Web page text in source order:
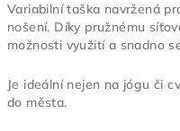
Variabilní taška navržená
nošení. Díky pružnému
možnosti využití a snadno
Je ideální nejen na jógu či
do města.